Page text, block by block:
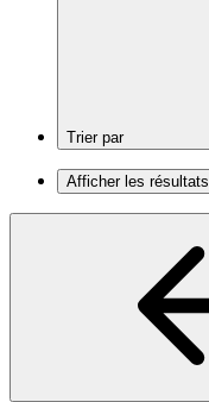
Trier par
Afficher les résultats